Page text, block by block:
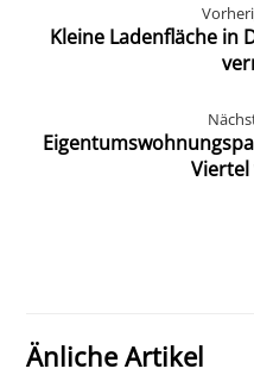
Kleine Ladenfläche in
Änliche Artikel